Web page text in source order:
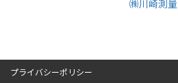
㈱川崎測量
プライバシーポリシー